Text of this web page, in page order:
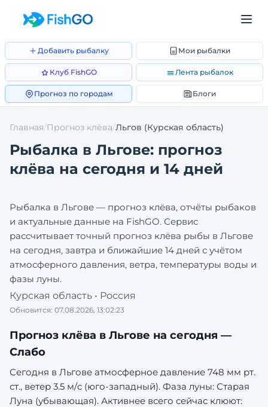
Добавить рыбалку Мои рыбалки
Клуб FishGO Лента рыбалок
Прогноз по городам Блоги
Главная/Прогноз клёва/Льгов (Курская область)
Рыбалка в Льгове: прогноз
клёва на сегодня и 14 дней
Рыбалка в Льгове — прогноз клёва, отчёты рыбаков
и актуальные данные на FishGO. Сервис
рассчитывает точный прогноз клёва рыбы в Льгове
на сегодня, завтра и ближайшие 14 дней с учётом
атмосферного давления, ветра, температуры воды и
фазы луны.
Курская область • Россия
Обновится: 07.08.2026, 13:02:23
Прогноз клёва в Льгове на сегодня —
Слабо
Сегодня в Льгове атмосферное давление 748 мм рт.
ст., ветер 3.5 м/с (юго-западный). Фаза луны: Старая
Луна (убывающая). Активнее всего сейчас клюют: